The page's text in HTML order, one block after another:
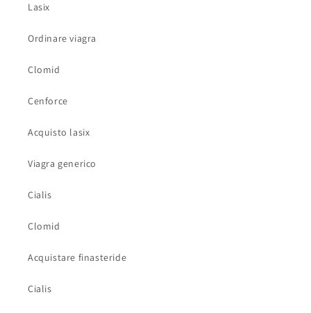
Lasix
Ordinare viagra
Clomid
Cenforce
Acquisto lasix
Viagra generico
Cialis
Clomid
Acquistare finasteride
Cialis